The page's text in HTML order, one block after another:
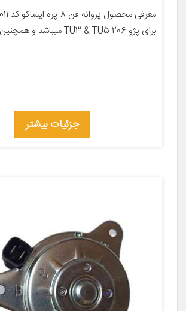
برای پژو 206 TU3 & TU5 میباشد و همچنین مصرف […]
جزئیات بیشتر